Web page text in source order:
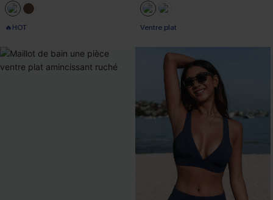
🔥HOT Ventre plat